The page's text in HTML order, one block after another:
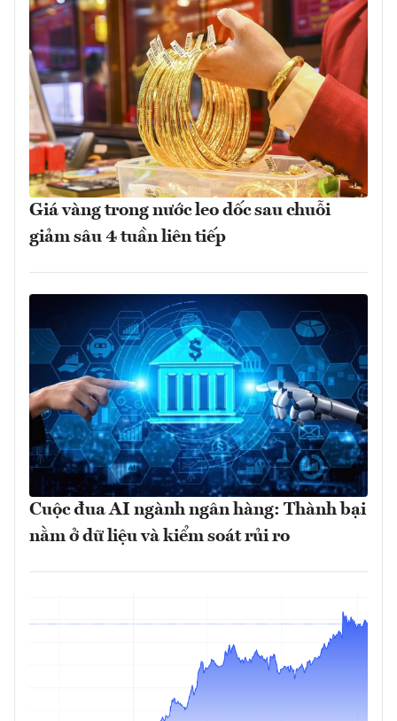
Giá vàng trong nước leo dốc sau chuỗi
giảm sâu 4 tuần liên tiếp
Cuộc đua AI ngành ngân hàng: Thành bại
nằm ở dữ liệu và kiểm soát rủi ro